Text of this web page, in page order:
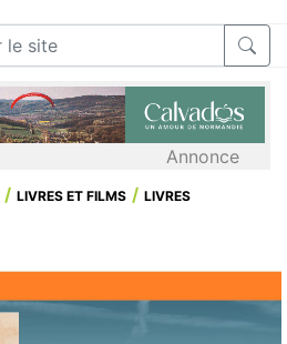
Annonce
LIVRES ET FILMS LIVRES